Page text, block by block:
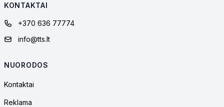
KONTAKTAI
+370 636 77774
info@tts.lt
NUORODOS
Kontaktai
Reklama